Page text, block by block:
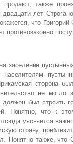
также
лет
что
противозаконно
заселение
сторона
не
был строить
Понятно, что к
уясняется
страну,
Понятно также, что